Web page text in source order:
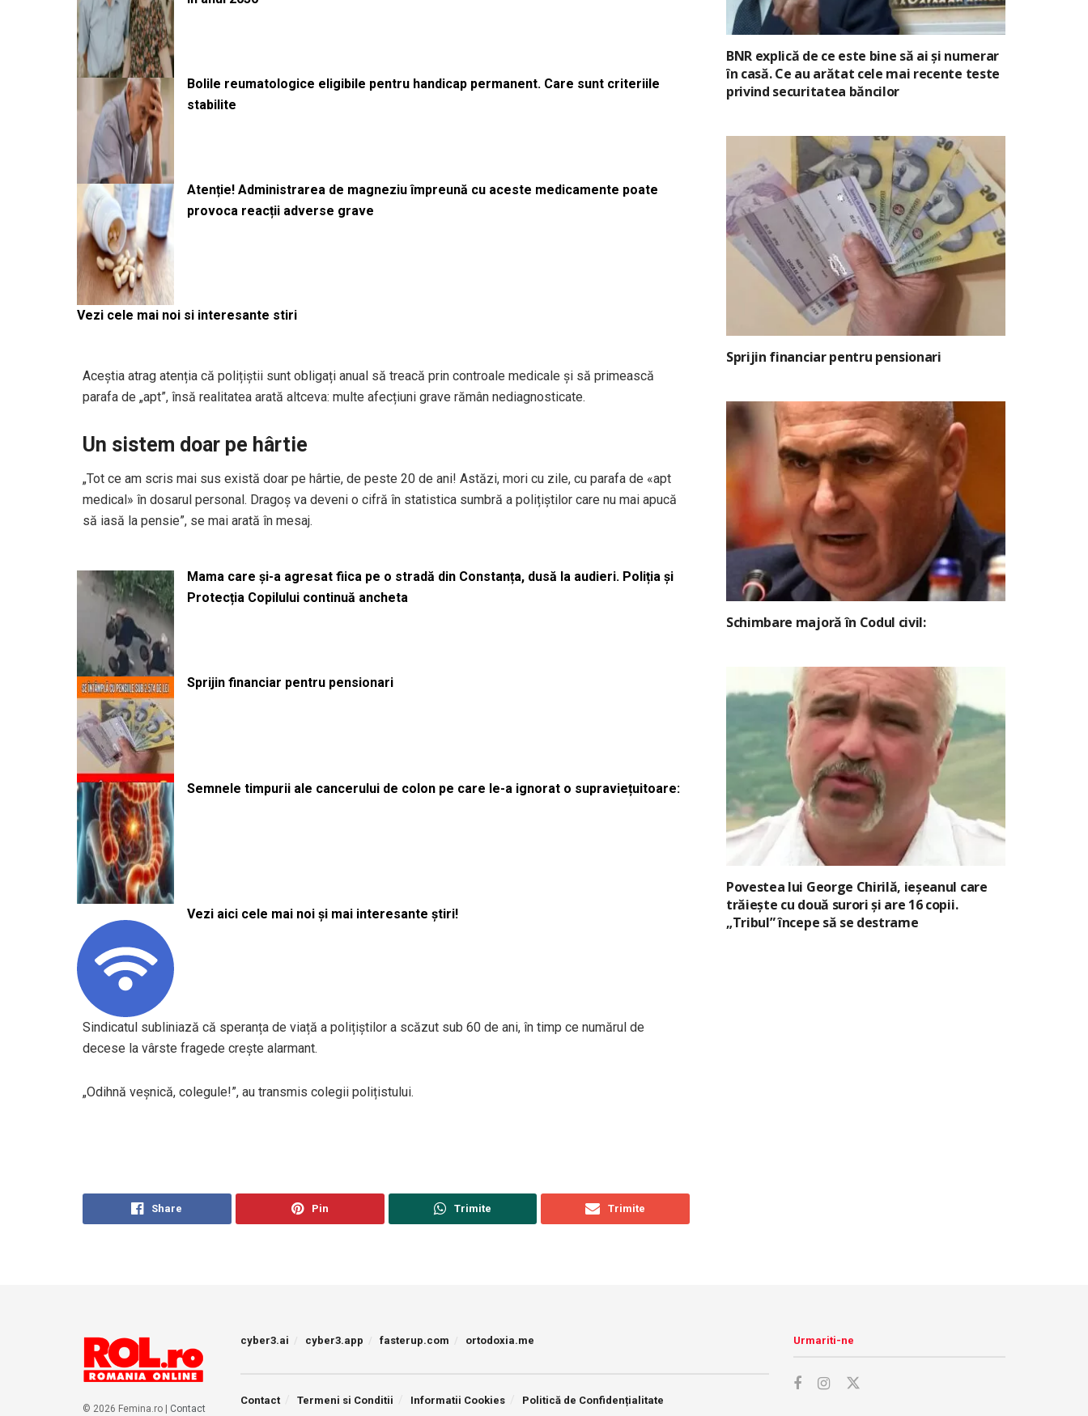
Bolile reumatologice eligibile pentru handicap permanent. Care sunt criteriile
stabilite
Atenție! Administrarea de magneziu împreună cu aceste medicamente poate
provoca reacții adverse grave
Vezi cele mai noi si interesante stiri
Aceștia atrag atenția că polițiștii sunt obligați anual să treacă prin controale medicale și să primească
parafa de „apt”, însă realitatea arată altceva: multe afecțiuni grave rămân nediagnosticate.
Un sistem doar pe hârtie
„Tot ce am scris mai sus există doar pe hârtie, de peste 20 de ani! Astăzi, mori cu zile, cu parafa de «apt
medical» în dosarul personal. Dragoș va deveni o cifră în statistica sumbră a polițiștilor care nu mai apucă
să iasă la pensie”, se mai arată în mesaj.
Mama care și-a agresat fiica pe o stradă din Constanța, dusă la audieri. Poliția și
Protecția Copilului continuă ancheta
Sprijin financiar pentru pensionari
Semnele timpurii ale cancerului de colon pe care le-a ignorat o supraviețuitoare:
Vezi aici cele mai noi și mai interesante știri!
Sindicatul subliniază că speranța de viață a polițiștilor a scăzut sub 60 de ani, în timp ce numărul de
decese la vârste fragede crește alarmant.
„Odihnă veșnică, colegule!”, au transmis colegii polițistului.
Share Pin Trimite Trimite
BNR explică de ce este bine să ai și numerar
în casă. Ce au arătat cele mai recente teste
privind securitatea băncilor
Sprijin financiar pentru pensionari
Schimbare majoră în Codul civil:
Povestea lui George Chirilă, ieșeanul care
trăiește cu două surori și are 16 copii.
„Tribul” începe să se destrame
© 2026 Femina.ro | Contact
cyber3.ai cyber3.app fasterup.com ortodoxia.me
Contact Termeni si Conditii Informatii Cookies Politică de Confidențialitate
Urmariti-ne